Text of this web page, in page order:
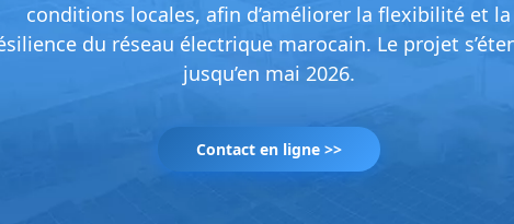
conditions locales, afin d’améliorer la flexibilité et la
du réseau électrique marocain. Le projet
jusqu’en mai 2026.
Contact en ligne >>